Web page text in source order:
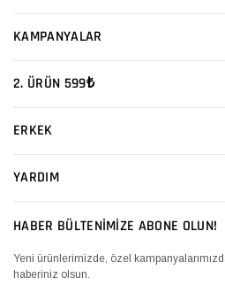
KAMPANYALAR
2. ÜRÜN 599₺
ERKEK
YARDIM
HABER BÜLTENİMİZE ABONE OLUN!
Yeni ürünlerimizde, özel
haberiniz olsun.